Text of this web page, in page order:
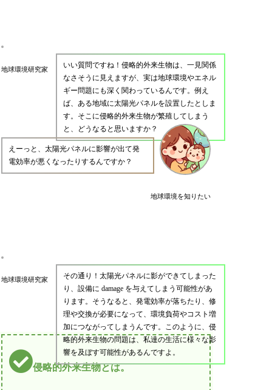
地球環境研究家
いい質問ですね！侵略的外来生物は、一見関係
なさそうに見えますが、実は地球環境やエネル
ギー問題にも深く関わっているんです。例え
ば、ある地域に太陽光パネルを設置したとしま
す。そこに侵略的外来生物が繁殖してしまう
と、どうなると思いますか？
地球環境を知りたい
えーっと、太陽光パネルに影響が出て発
電効率が悪くなったりするんですか？
地球環境研究家
その通り！太陽光パネルに影ができてしまった
り、設備に damage を与えてしまう可能性があ
ります。そうなると、発電効率が落ちたり、修
理や交換が必要になって、環境負荷やコスト増
加につながってしまうんです。このように、侵
略的外来生物の問題は、私達の生活に様々な影
響を及ぼす可能性があるんですよ。
侵略的外来生物とは。